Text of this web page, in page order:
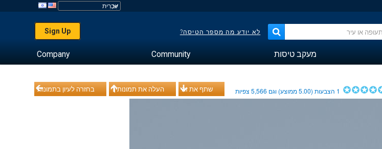
לא יודע מה מספר הטיסה? Sign Up
מעקב טיסות Community
Company
בחזרה לעיון בתמונות העלה את תמונותיך שתף את זה 1 הצבעות (5.00ממוצע) וגם 5,566צפיות